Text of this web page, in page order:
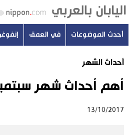
أحدث الموضوعات في العمق
أحداث الشهر
أهم أحداث شهر سبتمبر
13/10/2017